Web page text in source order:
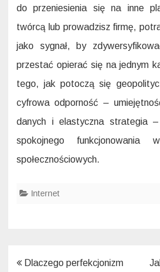
do przeniesienia się na inne
twórcą lub prowadzisz firmę,
jako sygnał, by
przestać opierać się na jednym
tego, jak potoczą się
cyfrowa odporność –
danych i elastyczna strategia
spokojnego funkcjonowania
społecznościowych.
Internet
Nawigacja
Dlaczego perfekcjonizm